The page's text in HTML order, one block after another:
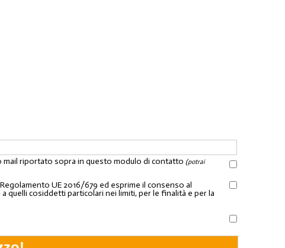
riportato sopra in questo modulo di contatto (potrai
UE 2016/679 ed esprime il consenso al
quelli cosiddetti particolari nei limiti, per le finalità e per la